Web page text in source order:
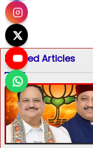
Related Articles